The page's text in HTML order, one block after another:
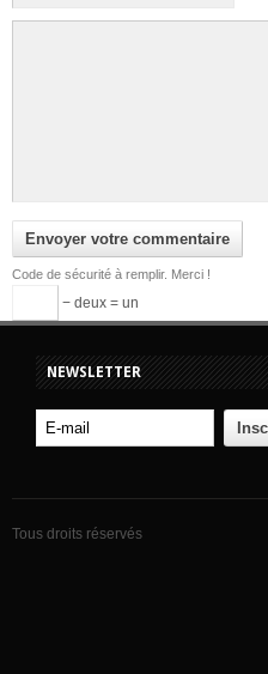
Code de sécurité à remplir. Merci !
− deux = un
NEWSLETTER
Tous droits réservés